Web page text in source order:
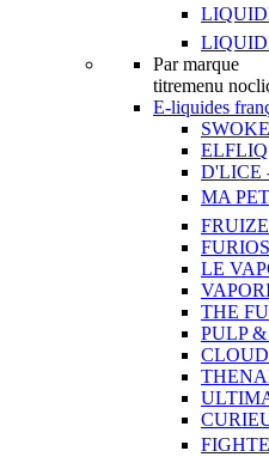
Par marque
titremenu
E-liquides
D'LICE
MA
LE
THE
PULP